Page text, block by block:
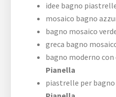
idee bagno
mosaico bagno
bagno mosaico
greca bagno
bagno moderno con
Pianella
piastrelle per